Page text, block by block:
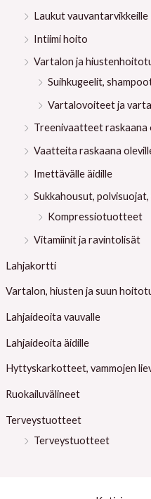
Laukut vauvantarvikkeille
Intiimi hoito
Vartalon ja
Suihkugeelit,
Vartalovoiteet ja
Treenivaatteet raskaana
Vaatteita raskaana
Imettävälle äidille
Sukkahousut,
Kompressiotuotteet
Vitamiinit ja ravintolisät
Lahjakortti
Vartalon, hiusten ja suun
Lahjaideoita vauvalle
Lahjaideoita äidille
Hyttyskarkotteet, vammojen
Ruokailuvälineet
Terveystuotteet
Terveystuotteet